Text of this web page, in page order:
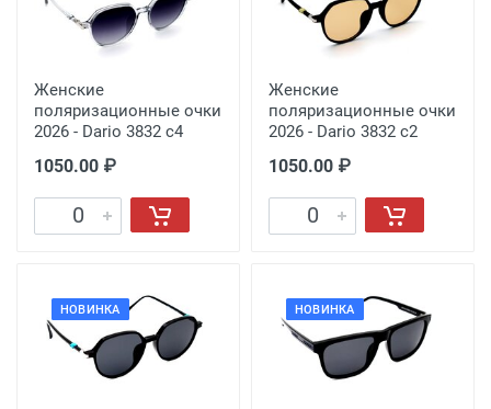
Женские
поляризационные очки
2026 - Dario 3832 с4
1050.00 ₽
Женские
поляризационные очки
2026 - Dario 3832 с2
1050.00 ₽
НОВИНКА НОВИНКА